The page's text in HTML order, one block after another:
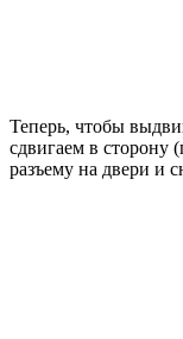
Теперь, чтобы
сдвигаем в сторону
разъему на двери и